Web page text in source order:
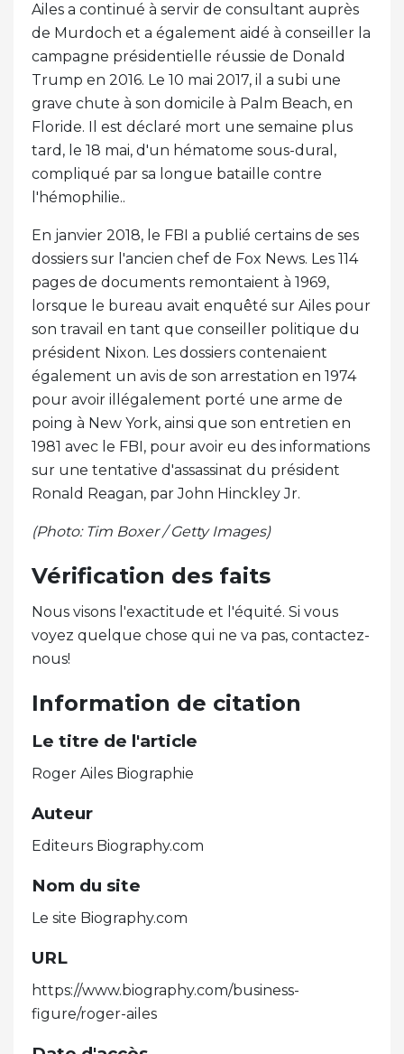
Ailes a continué à servir de consultant auprès
de Murdoch et a également aidé à conseiller la
campagne présidentielle réussie de Donald
Trump en 2016. Le 10 mai 2017, il a subi une
grave chute à son domicile à Palm Beach, en
Floride. Il est déclaré mort une semaine plus
tard, le 18 mai, d'un hématome sous-dural,
compliqué par sa longue bataille contre
l'hémophilie..
En janvier 2018, le FBI a publié certains de ses
dossiers sur l'ancien chef de Fox News. Les 114
pages de documents remontaient à 1969,
lorsque le bureau avait enquêté sur Ailes pour
son travail en tant que conseiller politique du
président Nixon. Les dossiers contenaient
également un avis de son arrestation en 1974
pour avoir illégalement porté une arme de
poing à New York, ainsi que son entretien en
1981 avec le FBI, pour avoir eu des informations
sur une tentative d'assassinat du président
Ronald Reagan, par John Hinckley Jr.
(Photo: Tim Boxer / Getty Images)
Vérification des faits
Nous visons l'exactitude et l'équité. Si vous
voyez quelque chose qui ne va pas, contactez-
nous!
Information de citation
Le titre de l'article
Roger Ailes Biographie
Auteur
Editeurs Biography.com
Nom du site
Le site Biography.com
URL
https://www.biography.com/business-
figure/roger-ailes